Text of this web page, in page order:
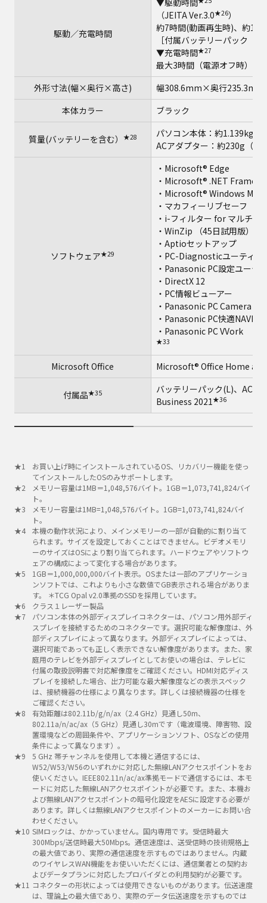
駆動／充電時間
▼駆動時間
（JEITA Ver.3.0★26）
約7時間(動画再生時)、約
［付属バッテリーパック（L
▼充電時間★27
最大3時間（電源オフ時）／
外形寸法(幅×奥行×高さ)
幅308.6mm×奥行
本体カラー
ブラック
質量(バッテリーを含む） ★28
パソコン本体：約1.139kg（
ACアダプター：約230g（電
ソフトウェア★29
・Microsoft® Edge
・Microsoft® .NET
・Microsoft® Windows
・マカフィーリブセーフ（
・i-フィルター for マルチデ
・WinZip （45日試用版）
・Aptioセットアップ
・PC-Diagnosticユーティリ
・Panasonic PC設定ユーテ
・DirectX 12
・PC情報ビューアー
・Panasonic PC Camera
・Panasonic PC快適NAVI
・Panasonic PC VVork
★33
Microsoft Office Microsoft® Office Home
付属品★35
バッテリーパック(L)、AC
Business 2021★36
お買い上げ時にインストールされているOS、リカバリー機能を使っ
てインストールしたOSのみサポートします。
メモリー容量は1MB＝1,048,576バイト。1GB＝1,073,741,824バイ
ト。
メモリー容量は1MB=1,048,576バイト。1GB=1,073,741,824バイ
ト。
本機の動作状況により、メインメモリーの一部が自動的に割り当て
られます。サイズを設定しておくことはできません。ビデオメモリ
ーのサイズはOSにより割り当てられます。ハードウェアやソフトウ
ェアの構成によって変化する場合があります。
1GB＝1,000,000,000バイト表示。OSまたは一部のアプリケーショ
ンソフトでは、これよりも小さな数値でGB表示される場合がありま
す。 ＊TCG Opal v2.0準拠のSSDを採用しています。
クラス１レーザー製品
パソコン本体の外部ディスプレイコネクターは、パソコン用外部ディ
スプレイを接続するためのコネクターです。選択可能な解像度は、外
部ディスプレイによって異なります。外部ディスプレイによっては、
選択可能であっても正しく表示できない解像度があります。また、家
庭用のテレビを外部ディスプレイとしてお使いの場合は、テレビに
付属の取扱説明書で対応解像度をご確認ください。HDMI対応ディス
プレイを接続した場合、出力可能な最大解像度などの表示スペック
は、接続機器の仕様により異なります。詳しくは接続機器の仕様を
ご確認ください。
有効距離は802.11b/g/n/ax（2.4 GHz）見通し50m、
802.11a/n/ac/ax（5 GHz）見通し30mです（電波環境、障害物、設
置環境などの周囲条件や、アプリケーションソフト、OSなどの使用
条件によって異なります）。
5 GHz 帯チャンネルを使用して本機と通信するには、
W52/W53/W56のいずれかに対応した無線LANアクセスポイントをお
使いください。IEEE802.11n/ac/ax準拠モードで通信するには、本モ
ードに対応した無線LANアクセスポイントが必要です。また、本機お
よび無線LANアクセスポイントの暗号化設定をAESに設定する必要が
あります。詳しくは無線LANアクセスポイントのメーカーにお問い合
わせください。
SIMロックは、かかっていません。国内専用です。受信時最大
300Mbps/送信時最大50Mbps。通信速度は、送受信時の技術規格上
の最大値であり、実際の通信速度を示すものではありません。内蔵
のワイヤレスWAN機能をお使いいただくには、通信業者との契約お
よびデータプランに対応したプロバイダとの利用契約が必要です。
コネクターの形状によっては使用できないものがあります。伝送速度
は、理論上の最大値であり、実際のデータ伝送速度を示すものでは